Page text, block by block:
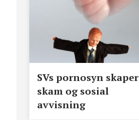
SVs pornosyn skaper
skam og sosial
avvisning